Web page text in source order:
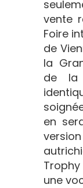
vente
Foire
de
la
de la
en
une